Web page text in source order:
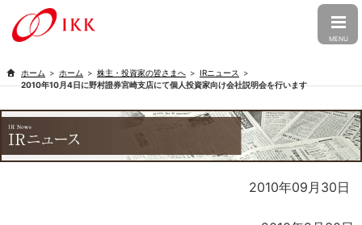
CLOSE
MENU
ホーム 株主・投資家の皆さまへ
IRニュース
2010年10月4日に野村證券宮崎支店にて個人投資家向け会社説明会を行います
2010年09月30日
トップ
企業情報
トップメッセージ